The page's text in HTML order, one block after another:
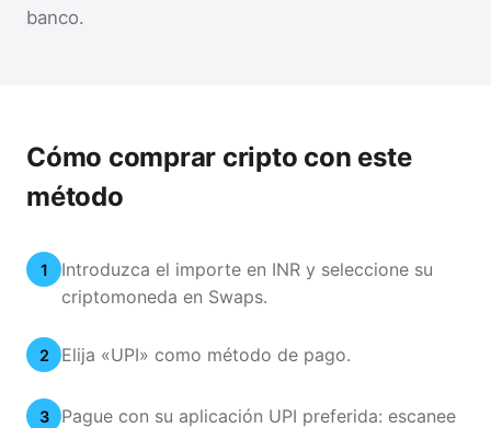
banco.
Cómo comprar cripto con este
método
1
Introduzca el importe en INR y seleccione su
criptomoneda en Swaps.
2 Elija «UPI» como método de pago.
3
Pague con su aplicación UPI preferida: escanee